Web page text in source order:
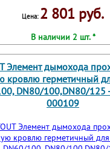
Цена: 2 801 руб.
В наличии 2 шт. *
Элемент дымохода
кровлю герметичный
DN80/100,DN80/125
000109